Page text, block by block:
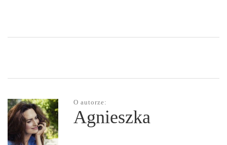
O autorze:
Agnieszka